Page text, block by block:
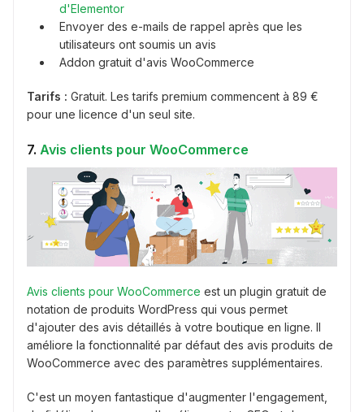
d'Elementor
Envoyer des e-mails de rappel après que les
utilisateurs ont soumis un avis
Addon gratuit d'avis WooCommerce
Tarifs : Gratuit. Les tarifs premium commencent à 89 €
pour une licence d'un seul site.
7. Avis clients pour WooCommerce
Avis clients pour WooCommerce est un plugin gratuit de
notation de produits WordPress qui vous permet
d'ajouter des avis détaillés à votre boutique en ligne. Il
améliore la fonctionnalité par défaut des avis produits de
WooCommerce avec des paramètres supplémentaires.
C'est un moyen fantastique d'augmenter l'engagement,